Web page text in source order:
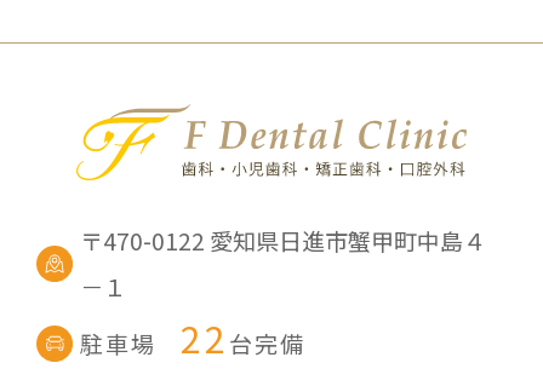
〒470-0122 愛知県日進市蟹甲町中島４
－１
駐車場 22 台完備